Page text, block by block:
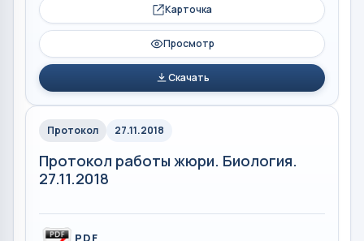
Карточка
Просмотр
Скачать
Протокол 27.11.2018
Протокол работы жюри. Биология.
27.11.2018
PDF